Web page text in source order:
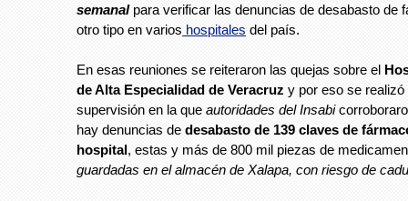
semanalpara verificar las denuncias de desabasto de
otro tipo en varios hospitales del país.
En esas reuniones se reiteraron las quejas sobre el
de Alta Especialidad de Veracruz y por eso se realizó
supervisión en la que autoridades del Insabi
hay denuncias de desabasto de 139 claves de
hospital, estas y más de 800 mil piezas de
guardadas en el almacén de Xalapa, con riesgo de